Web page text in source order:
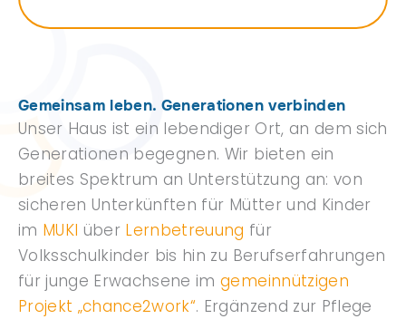
Gemeinsam leben. Generationen verbinden
Unser Haus ist ein lebendiger Ort, an dem sich
Generationen begegnen. Wir bieten ein
breites Spektrum an Unterstützung an: von
sicheren Unterkünften für Mütter und Kinder
im MUKI über Lernbetreuung für
Volksschulkinder bis hin zu Berufserfahrungen
für junge Erwachsene imgemeinnützigen
Projekt „chance2work“. Ergänzend zur Pflege